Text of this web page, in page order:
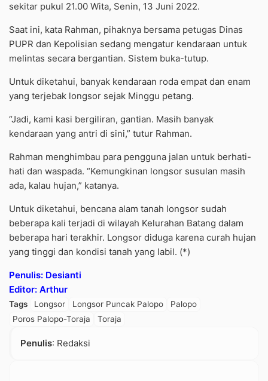
sekitar pukul 21.00 Wita, Senin, 13 Juni 2022.
Saat ini, kata Rahman, pihaknya bersama petugas Dinas
PUPR dan Kepolisian sedang mengatur kendaraan untuk
melintas secara bergantian. Sistem buka-tutup.
Untuk diketahui, banyak kendaraan roda empat dan enam
yang terjebak longsor sejak Minggu petang.
“Jadi, kami kasi bergiliran, gantian. Masih banyak
kendaraan yang antri di sini,” tutur Rahman.
Rahman menghimbau para pengguna jalan untuk berhati-
hati dan waspada. “Kemungkinan longsor susulan masih
ada, kalau hujan,” katanya.
Untuk diketahui, bencana alam tanah longsor sudah
beberapa kali terjadi di wilayah Kelurahan Batang dalam
beberapa hari terakhir. Longsor diduga karena curah hujan
yang tinggi dan kondisi tanah yang labil. (*)
Penulis: Desianti
Editor: Arthur
Tags Longsor Longsor Puncak Palopo
Palopo
Poros Palopo-Toraja
Toraja
Penulis: Redaksi